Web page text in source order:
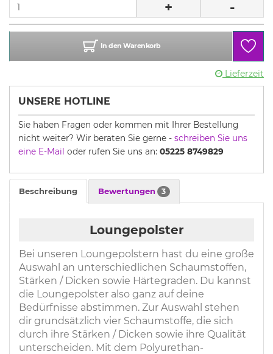
+ -
In den Warenkorb
Lieferzeit
UNSERE HOTLINE
Sie haben Fragen oder kommen mit Ihrer Bestellung
nicht weiter? Wir beraten Sie gerne - schreiben Sie uns
eine E-Mail oder rufen Sie uns an: 05225 8749829
Beschreibung Bewertungen 3
Loungepolster
Bei unseren Loungepolstern hast du eine große
Auswahl an unterschiedlichen Schaumstoffen,
Stärken / Dicken sowie Härtegraden. Du kannst
die Loungepolster also ganz auf deine
Bedürfnisse abstimmen. Zur Auswahl stehen
dir grundsätzlich vier Schaumstoffe, die sich
durch ihre Stärken / Dicken sowie ihre Qualität
unterscheiden. Mit dem Polyurethan-